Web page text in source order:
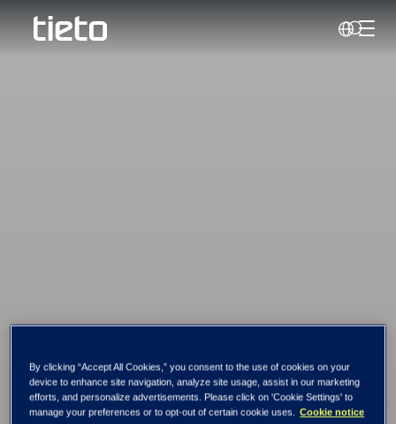
Søk
BIX Invoice Import
By clicking “Accept All Cookies,” you consent to the use of cookies on your
device to enhance site navigation, analyze site usage, assist in our marketing
efforts, and personalize advertisements. Please click on 'Cookie Settings' to
manage your preferences or to opt-out of certain cookie uses.
Cookie notice